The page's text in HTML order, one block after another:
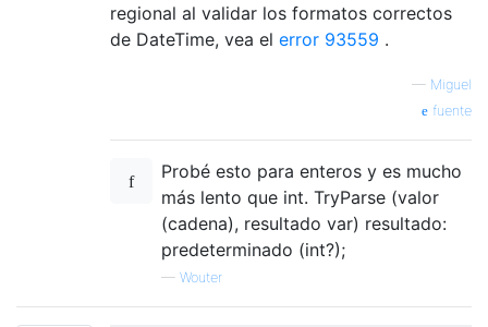
regional al validar los formatos correctos
de DateTime, vea el error 93559 .
— Miguel
fuente
Probé esto para enteros y es mucho
más lento que int. TryParse (valor
(cadena), resultado var) resultado:
predeterminado (int?);
— Wouter